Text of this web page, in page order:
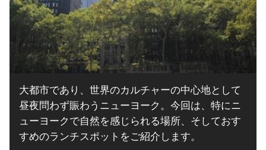
大都市であり、世界のカルチャーの中心地として
昼夜問わず賑わうニューヨーク。今回は、特にニ
ューヨークで自然を感じられる場所、そしておす
すめのランチスポットをご紹介します。